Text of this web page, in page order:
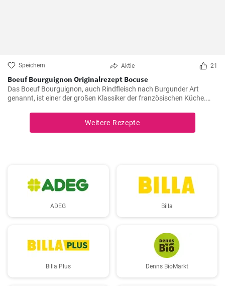
Speichern Aktie 21
Boeuf Bourguignon Originalrezept Bocuse
Das Boeuf Bourguignon, auch Rindfleisch nach Burgunder Art
genannt, ist einer der großen Klassiker der französischen Küche.
gleichnamigen Rotweins, wo das Rindfleisch langsam gegart wird.
Weitere Rezepte
ADEG Billa
Billa Plus Denns BioMarkt